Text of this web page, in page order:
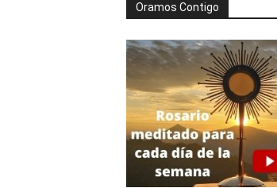
Oramos Contigo